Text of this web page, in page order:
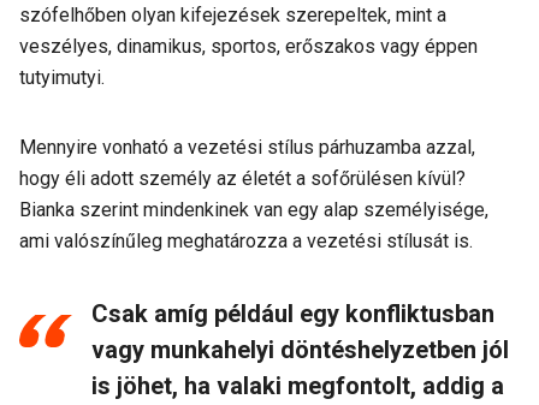
szófelhőben olyan kifejezések szerepeltek, mint a
veszélyes, dinamikus, sportos, erőszakos vagy éppen
tutyimutyi.
Mennyire vonható a vezetési stílus párhuzamba azzal,
hogy éli adott személy az életét a sofőrülésen kívül?
Bianka szerint mindenkinek van egy alap személyisége,
ami valószínűleg meghatározza a vezetési stílusát is.
Csak amíg például egy konfliktusban
vagy munkahelyi döntéshelyzetben jól
is jöhet, ha valaki megfontolt, addig a